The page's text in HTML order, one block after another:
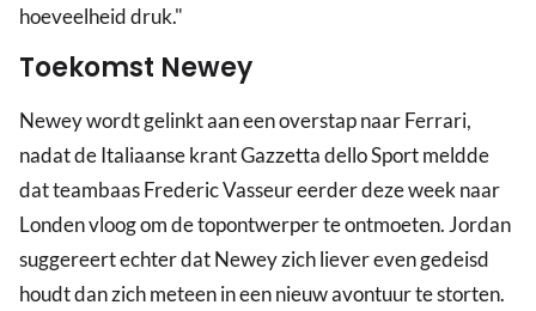
hoeveelheid druk."
Toekomst Newey
Newey wordt gelinkt aan een overstap naar Ferrari,
nadat de Italiaanse krant Gazzetta dello Sport meldde
dat teambaas Frederic Vasseur eerder deze week naar
Londen vloog om de topontwerper te ontmoeten. Jordan
suggereert echter dat Newey zich liever even gedeisd
houdt dan zich meteen in een nieuw avontuur te storten.